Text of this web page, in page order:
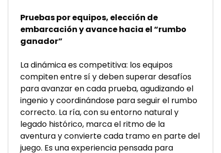
Pruebas por equipos, elección de
embarcación y avance hacia el “rumbo
ganador”
La dinámica es competitiva: los equipos
compiten entre sí y deben superar desafíos
para avanzar en cada prueba, agudizando el
ingenio y coordinándose para seguir el rumbo
correcto. La ría, con su entorno natural y
legado histórico, marca el ritmo de la
aventura y convierte cada tramo en parte del
juego. Es una experiencia pensada para